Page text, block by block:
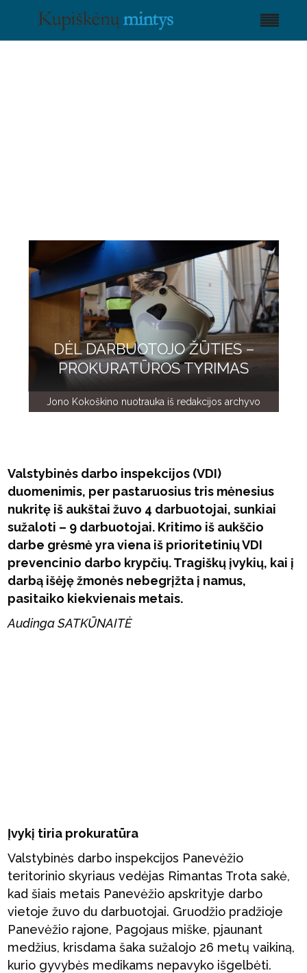
DĖL DARBUOTOJO ŽŪTIES –
PROKURATŪROS TYRIMAS
Jono Kokoškino nuotrauka iš redakcijos archyvo
Valstybinės darbo inspekcijos (VDI)
duomenimis, per pastaruosius tris mėnesius
nukritę iš aukštai žuvo 4 darbuotojai, sunkiai
sužaloti – 9 darbuotojai. Kritimo iš aukščio
darbe grėsmė yra viena iš prioritetinių VDI
prevencinio darbo krypčių. Tragiškų įvykių, kai į
darbą išėję žmonės nebegrįžta į namus,
pasitaiko kiekvienais metais.
Audinga SATKŪNAITĖ
Įvykį tiria prokuratūra
Valstybinės darbo inspekcijos Panevėžio
teritorinio skyriaus vedėjas Rimantas Trota sakė,
kad šiais metais Panevėžio apskrityje darbo
vietoje žuvo du darbuotojai. Gruodžio pradžioje
Panevėžio rajone, Pagojaus miške, pjaunant
medžius, krisdama šaka sužalojo 26 metų vaikiną,
kurio gyvybės medikams nepavyko išgelbėti.